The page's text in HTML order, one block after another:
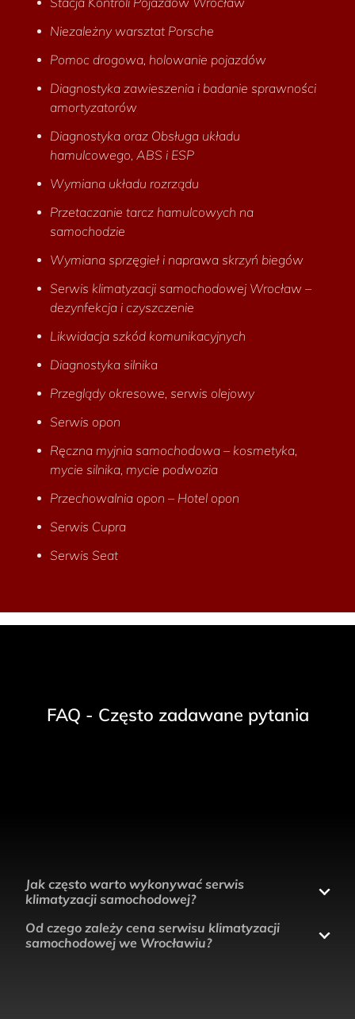
Niezależny warsztat Porsche
Pomoc drogowa, holowanie pojazdów
Diagnostyka zawieszenia i badanie sprawności
amortyzatorów
Diagnostyka oraz Obsługa układu
hamulcowego, ABS i ESP
Wymiana układu rozrządu
Przetaczanie tarcz hamulcowych na
samochodzie
Wymiana sprzęgieł i naprawa skrzyń biegów
Serwis klimatyzacji samochodowej Wrocław –
dezynfekcja i czyszczenie
Likwidacja szkód komunikacyjnych
Diagnostyka silnika
Przeglądy okresowe, serwis olejowy
Serwis opon
Ręczna myjnia samochodowa – kosmetyka,
mycie silnika, mycie podwozia
Przechowalnia opon – Hotel opon
Serwis Cupra
Serwis Seat
FAQ - Często zadawane pytania
Jak często warto wykonywać serwis
klimatyzacji samochodowej?
Od czego zależy cena serwisu klimatyzacji
samochodowej we Wrocławiu?